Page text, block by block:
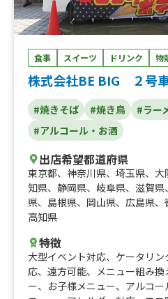
食事 スイーツ ドリンク 物
株式会社BE BIG ２号
#焼きそば #焼き鳥 #ラー
#アルコール・お酒
出店希望都道府県
東京都、 神奈川県、 埼玉県、 大
知県、 静岡県、 岐阜県、 滋賀県、
県、 島根県、 岡山県、 広島県、
高知県
特徴
大型イベント対応、 ケータリン
応、 遠方可能、 メニュー組み換
ー、 お子様メニュー、 アルコー